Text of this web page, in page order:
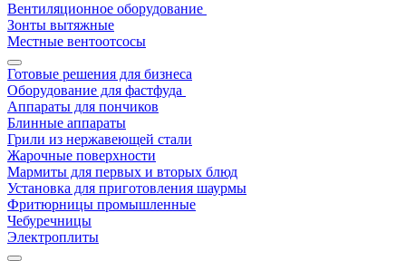
Вентиляционное оборудование
Зонты вытяжные
Местные вентоотсосы
Готовые решения для бизнеса
Оборудование для фастфуда
Аппараты для пончиков
Блинные аппараты
Грили из нержавеющей стали
Жарочные поверхности
Мармиты для первых и вторых блюд
Установка для приготовления шаурмы
Фритюрницы промышленные
Чебуречницы
Электроплиты